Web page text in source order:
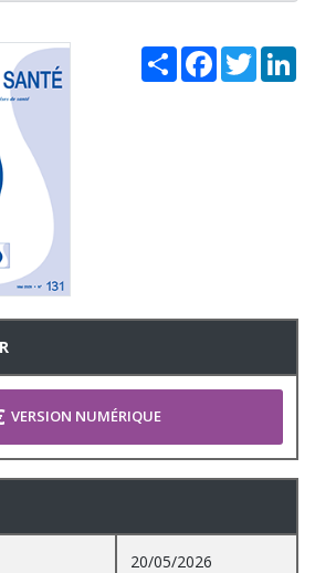
Share Facebook
Twitter
VERSION NUMÉRIQUE
20/05/2026